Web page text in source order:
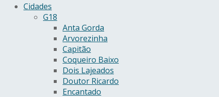
Cidades
G18
Anta Gorda
Arvorezinha
Capitão
Coqueiro Baixo
Dois Lajeados
Doutor Ricardo
Encantado